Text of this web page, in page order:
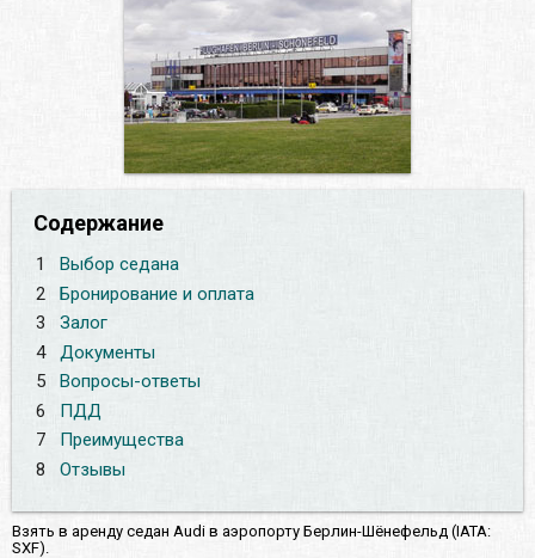
Содержание
1
Выбор седана
2
Бронирование и оплата
3
Залог
4
Документы
5
Вопросы-ответы
6
ПДД
7
Преимущества
8
Отзывы
Взять в аренду седан Audi в аэропорту Берлин-Шёнефельд (IATA:
SXF).